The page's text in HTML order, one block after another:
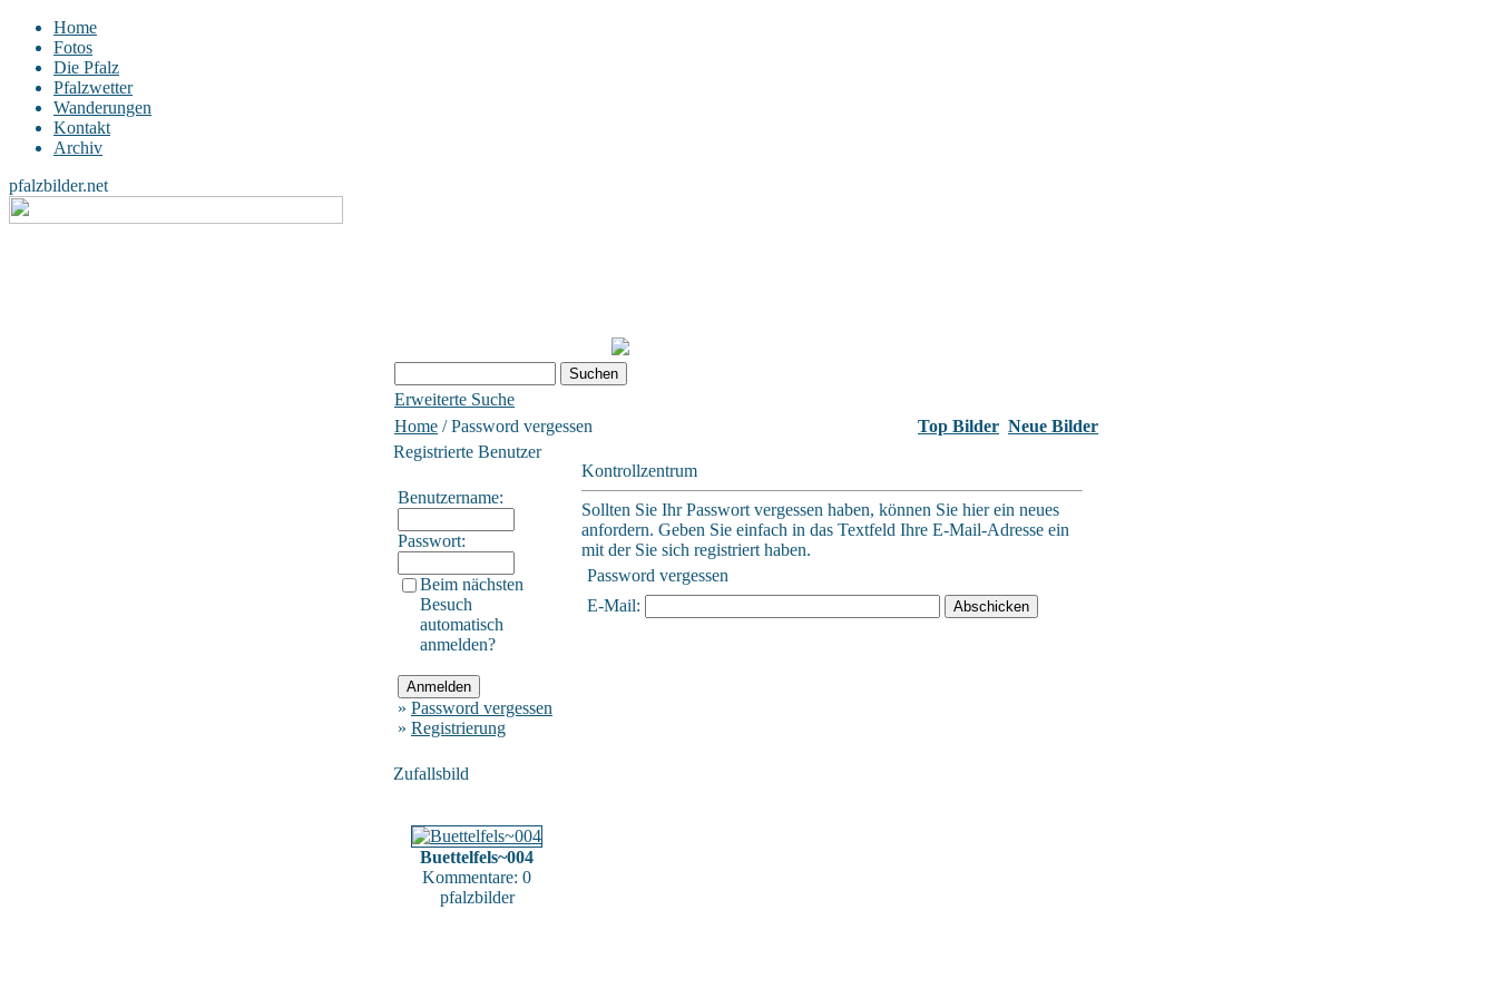
Home
Fotos
Die Pfalz
Pfalzwetter
Wanderungen
Kontakt
Archiv
pfalzbilder.net
Erweiterte Suche
Home / Password vergessen Top Bilder Neue Bilder
Registrierte Benutzer
Benutzername:
Passwort:
Beim nächsten
Besuch
automatisch
anmelden?
» Password vergessen
» Registrierung
Zufallsbild
Buettelfels~004
Kommentare: 0
pfalzbilder
Kontrollzentrum
Sollten Sie Ihr Passwort vergessen haben, können Sie hier ein neues
anfordern. Geben Sie einfach in das Textfeld Ihre E-Mail-Adresse ein
mit der Sie sich registriert haben.
Password vergessen
E-Mail: